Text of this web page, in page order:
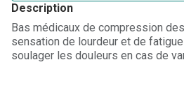
Description
Bas médicaux de compression
sensation de lourdeur et de
soulager les douleurs en cas de